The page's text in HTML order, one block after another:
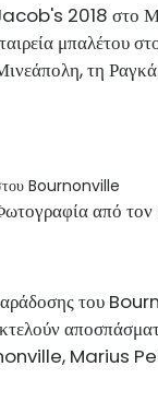
2018 στο
μπαλέτου
τη
από
του
Marius